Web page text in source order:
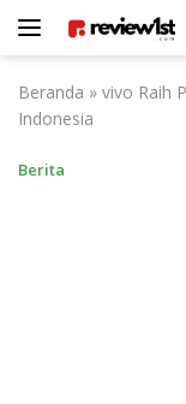
Beranda » vivo Raih
Indonesia
Berita